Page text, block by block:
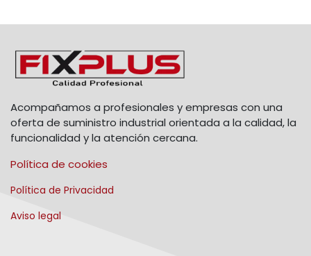
Acompañamos a profesionales y empresas con una
oferta de suministro industrial orientada a la calidad, la
funcionalidad y la atención cercana.
Política de cookies
Política de Privacidad
Aviso legal